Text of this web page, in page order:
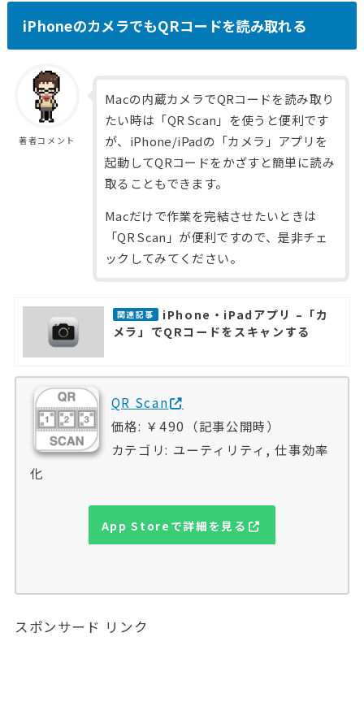
iPhoneのカメラでもQRコードを読み取れる
著者コメント
Macの内蔵カメラでQRコードを読み取り
たい時は「QR Scan」を使うと便利です
が、iPhone/iPadの「カメラ」アプリを
起動してQRコードをかざすと簡単に読み
取ることもできます。
Macだけで作業を完結させたいときは
「QR Scan」が便利ですので、是非チェ
ックしてみてください。
関連記事
iPhone・iPadアプリ –「カ
メラ」でQRコードをスキャンする
QR Scan
価格: ￥490（記事公開時）
カテゴリ: ユーティリティ, 仕事効率
化
App Storeで詳細を見る
スポンサード リンク